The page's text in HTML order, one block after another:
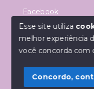
Facebook
© Copyright 2026 -
SITE PARA IMOBILIARIA
Esse site utiliza
melhor experiência
você concorda com
Concordo,